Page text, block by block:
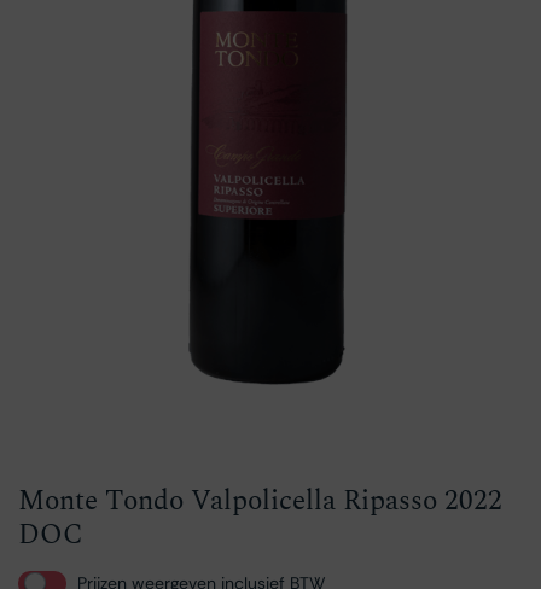
Monte Tondo Valpolicella Ripasso 2022
DOC
Prijzen weergeven inclusief BTW